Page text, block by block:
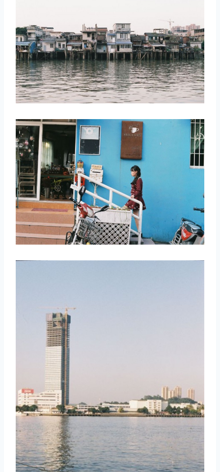
取消 搜索